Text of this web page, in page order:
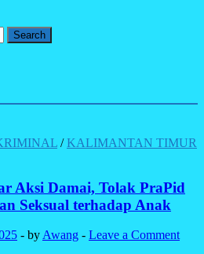
/KALIMANTAN TIMUR
Aksi Damai, Tolak PraPid
Seksual terhadap Anak
- by Awang - Leave a Comment